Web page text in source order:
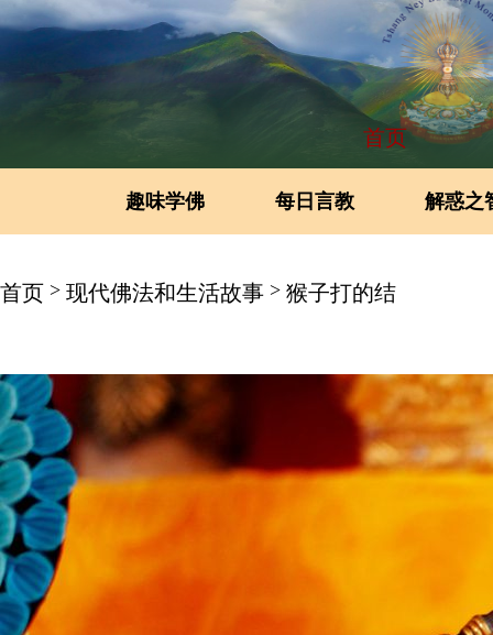
首页
趣味学佛 每日言教 解惑之
首页 > 现代佛法和生活故事 > 猴子打的结